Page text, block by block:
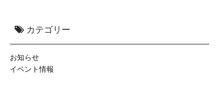
カテゴリー
お知らせ
イベント情報